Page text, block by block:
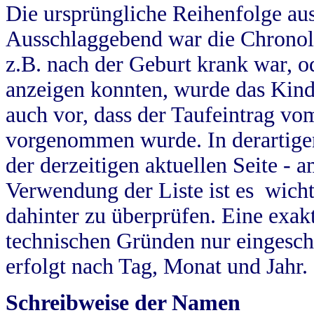
Die ursprüngliche Reihenfolge
Ausschlaggebend war die
z.B. nach der Geburt krank war,
anzeigen konnten, wurde das
auch vor, dass der Taufeintrag
vorgenommen wurde. In
der derzeitigen aktuellen Seite -
Verwendung der Liste ist es
dahinter zu überprüfen. Eine
technischen Gründen nur
erfolgt nach Tag, Monat und Jahr.
Schreibweise der Namen